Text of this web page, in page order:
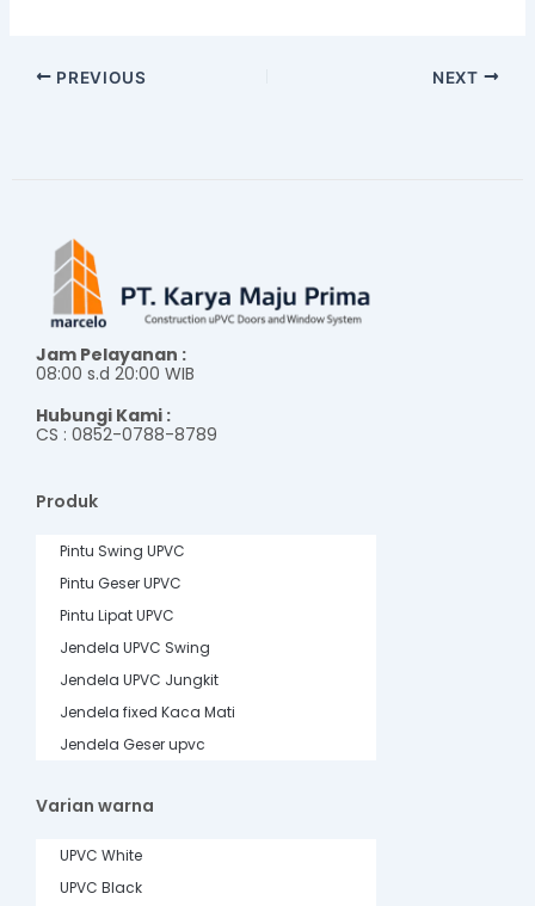
PREVIOUS NEXT
Jam Pelayanan :
08:00 s.d 20:00 WIB
Hubungi Kami :
CS : 0852-0788-8789
Produk
Pintu Swing UPVC
Pintu Geser UPVC
Pintu Lipat UPVC
Jendela UPVC Swing
Jendela UPVC Jungkit
Jendela fixed Kaca Mati
Jendela Geser upvc
Varian warna
UPVC White
UPVC Black